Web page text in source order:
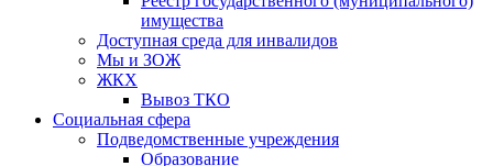
имущества
Доступная среда для инвалидов
Мы и ЗОЖ
ЖКХ
Вывоз ТКО
Социальная сфера
Подведомственные учреждения
Образование